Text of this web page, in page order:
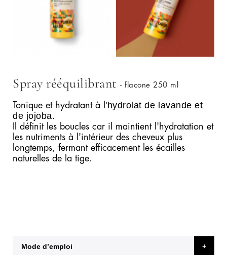
Spray rééquilibrant - flacone 250 ml
Tonique et hydratant à l 'hydrolat de lavande et
de jojoba.
Il définit les boucles car il maintient l'hydratation et
les nutriments à l'intérieur des cheveux plus
longtemps, fermant efficacement les écailles
naturelles de la tige.
Mode d’emploi